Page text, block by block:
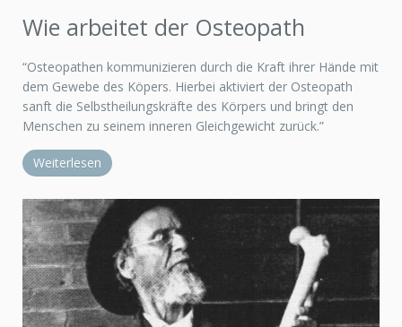
Wie arbeitet der Osteopath
“Osteopathen kommunizieren durch die Kraft ihrer Hände mit
dem Gewebe des Köpers. Hierbei aktiviert der Osteopath
sanft die Selbstheilungskräfte des Körpers und bringt den
Menschen zu seinem inneren Gleichgewicht zurück.”
Weiterlesen